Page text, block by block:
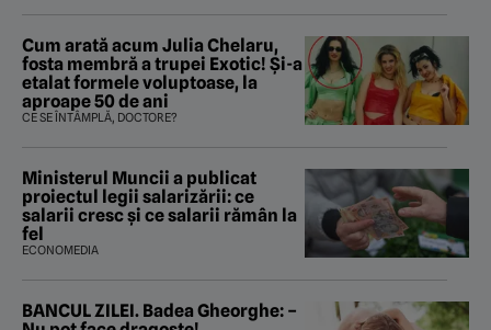
Cum arată acum Julia Chelaru,
fosta membră a trupei Exotic! Și-a
etalat formele voluptoase, la
aproape 50 de ani
CE SE ÎNTÂMPLĂ, DOCTORE?
Ministerul Muncii a publicat
proiectul legii salarizării: ce
salarii cresc și ce salarii rămân la
fel
ECONOMEDIA
BANCUL ZILEI. Badea Gheorghe: –